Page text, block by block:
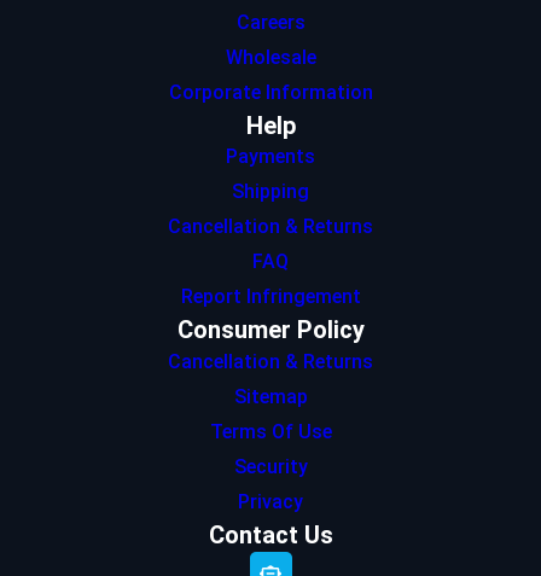
Careers
Wholesale
Corporate Information
Help
Payments
Shipping
Cancellation & Returns
FAQ
Report Infringement
Consumer Policy
Cancellation & Returns
Sitemap
Terms Of Use
Security
Privacy
Contact Us